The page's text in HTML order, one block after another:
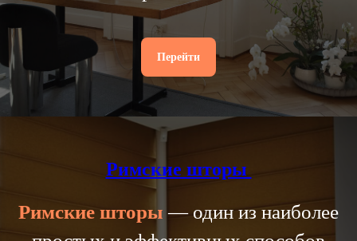
Перейти
Римские шторы
Римские шторы — один из наиболее